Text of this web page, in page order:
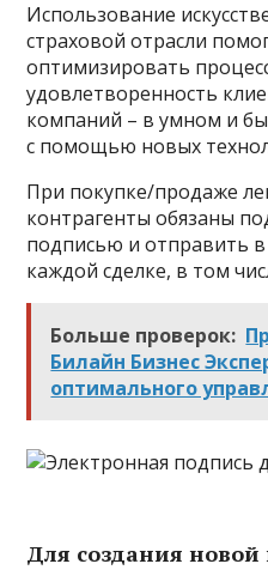
Использование
страховой отрасли
оптимизировать
удовлетворенность
компаний – в умном и
с помощью новых
При покупке/продаже
контрагенты обязаны
подписью и отправить
каждой сделке, в том
Больше проверок:
Билайн Бизнес
оптимального
Для создания